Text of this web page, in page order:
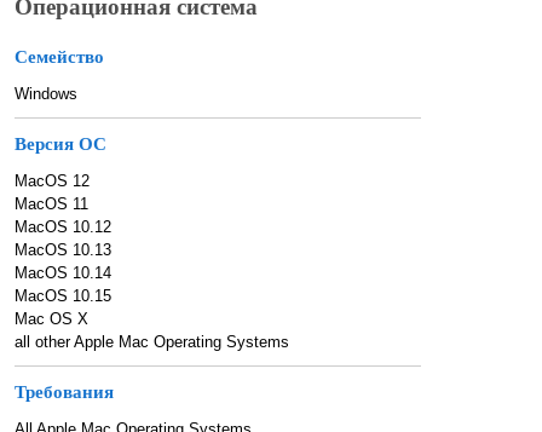
Операционная система
Семейство
Windows
Версия ОС
MacOS 12
MacOS 11
MacOS 10.12
MacOS 10.13
MacOS 10.14
MacOS 10.15
Mac OS X
all other Apple Mac Operating Systems
Требования